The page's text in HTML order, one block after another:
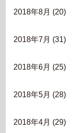
2018年8月 (20)
2018年7月 (31)
2018年6月 (25)
2018年5月 (28)
2018年4月 (29)